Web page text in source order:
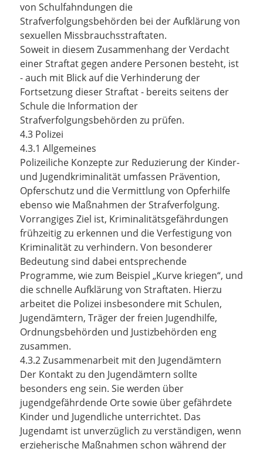
von Schulfahndungen die
Strafverfolgungsbehörden bei der Aufklärung von
sexuellen Missbrauchsstraftaten.
Soweit in diesem Zusammenhang der Verdacht
einer Straftat gegen andere Personen besteht, ist
- auch mit Blick auf die Verhinderung der
Fortsetzung dieser Straftat - bereits seitens der
Schule die Information der
Strafverfolgungsbehörden zu prüfen.
4.3 Polizei
4.3.1 Allgemeines
Polizeiliche Konzepte zur Reduzierung der Kinder-
und Jugendkriminalität umfassen Prävention,
Opferschutz und die Vermittlung von Opferhilfe
ebenso wie Maßnahmen der Strafverfolgung.
Vorrangiges Ziel ist, Kriminalitätsgefährdungen
frühzeitig zu erkennen und die Verfestigung von
Kriminalität zu verhindern. Von besonderer
Bedeutung sind dabei entsprechende
Programme, wie zum Beispiel „Kurve kriegen“, und
die schnelle Aufklärung von Straftaten. Hierzu
arbeitet die Polizei insbesondere mit Schulen,
Jugendämtern, Träger der freien Jugendhilfe,
Ordnungsbehörden und Justizbehörden eng
zusammen.
4.3.2 Zusammenarbeit mit den Jugendämtern
Der Kontakt zu den Jugendämtern sollte
besonders eng sein. Sie werden über
jugendgefährdende Orte sowie über gefährdete
Kinder und Jugendliche unterrichtet. Das
Jugendamt ist unverzüglich zu verständigen, wenn
erzieherische Maßnahmen schon während der